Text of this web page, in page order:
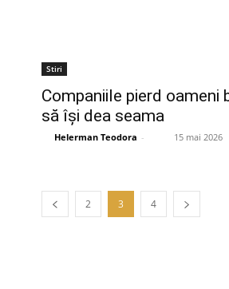
Stiri
Companiile pierd oameni
să își dea seama
Helerman Teodora - 15 mai 2026
2 3 4